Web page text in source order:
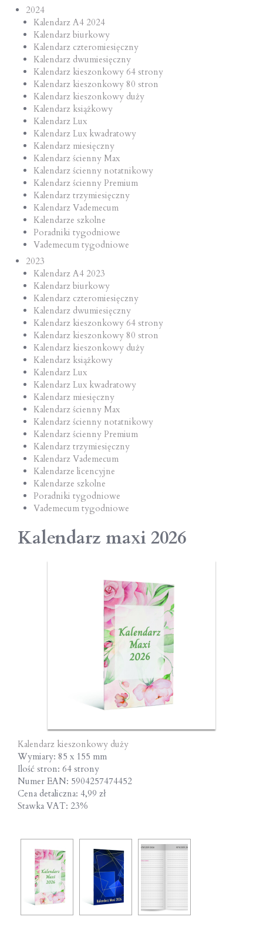
2024
Kalendarz A4 2024
Kalendarz biurkowy
Kalendarz czteromiesięczny
Kalendarz dwumiesięczny
Kalendarz kieszonkowy 64 strony
Kalendarz kieszonkowy 80 stron
Kalendarz kieszonkowy duży
Kalendarz książkowy
Kalendarz Lux
Kalendarz Lux kwadratowy
Kalendarz miesięczny
Kalendarz ścienny Max
Kalendarz ścienny notatnikowy
Kalendarz ścienny Premium
Kalendarz trzymiesięczny
Kalendarz Vademecum
Kalendarze szkolne
Poradniki tygodniowe
Vademecum tygodniowe
2023
Kalendarz A4 2023
Kalendarz biurkowy
Kalendarz czteromiesięczny
Kalendarz dwumiesięczny
Kalendarz kieszonkowy 64 strony
Kalendarz kieszonkowy 80 stron
Kalendarz kieszonkowy duży
Kalendarz książkowy
Kalendarz Lux
Kalendarz Lux kwadratowy
Kalendarz miesięczny
Kalendarz ścienny Max
Kalendarz ścienny notatnikowy
Kalendarz ścienny Premium
Kalendarz trzymiesięczny
Kalendarz Vademecum
Kalendarze licencyjne
Kalendarze szkolne
Poradniki tygodniowe
Vademecum tygodniowe
Kalendarz maxi 2026
Kalendarz kieszonkowy duży
Wymiary: 85 x 155 mm
Ilość stron: 64 strony
Numer EAN: 5904257474452
Cena detaliczna: 4,99 zł
Stawka VAT: 23%